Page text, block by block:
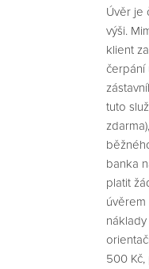
Úvěr je
výši.
klient
čerpání
tuto
banka
platit
500